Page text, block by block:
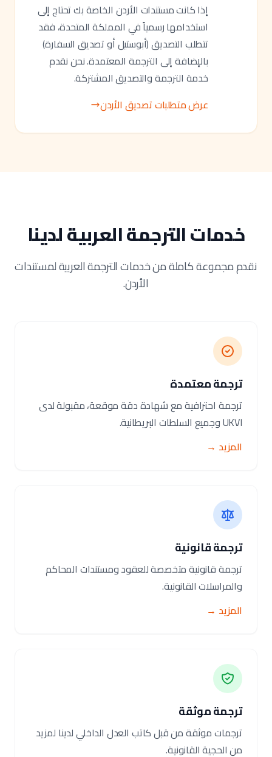
إذا كانت مستندات الأردن الخاصة بك تحتاج إلى
استخدامها رسمياً في المملكة المتحدة، فقد
تتطلب التصديق (أبوستيل أو تصديق السفارة)
بالإضافة إلى الترجمة المعتمدة. نحن نقدم
خدمة الترجمة والتصديق المشتركة.
عرض متطلبات تصديق الأردن
خدمات الترجمة العربية لدينا
نقدم مجموعة كاملة من خدمات الترجمة العربية لمستندات
الأردن.
ترجمة معتمدة
ترجمة احترافية مع شهادة دقة موقعة، مقبولة لدى
UKVI وجميع السلطات البريطانية.
المزيد →
ترجمة قانونية
ترجمة قانونية متخصصة للعقود ومستندات المحاكم
والمراسلات القانونية.
المزيد →
ترجمة موثقة
ترجمات موثقة من قبل كاتب العدل الداخلي لدينا لمزيد
من الحجية القانونية.